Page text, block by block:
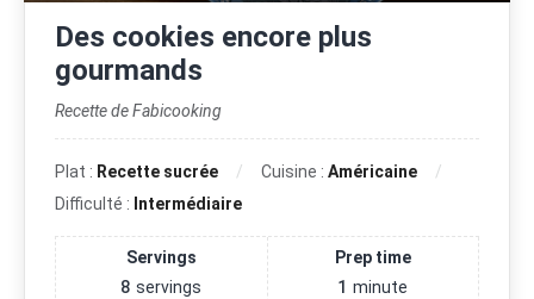
Des cookies encore plus
gourmands
Recette de Fabicooking
Plat : Recette sucrée Cuisine : Américaine
Difficulté : Intermédiaire
Servings
8 servings
Prep time
1 minute